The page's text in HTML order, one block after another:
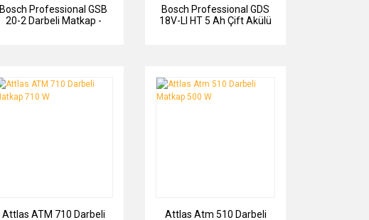
Bosch Professional GSB
20-2 Darbeli Matkap -
Bosch Professional GDS
18V-LI HT 5 Ah Çift Akülü
Attlas ATM 710 Darbeli Attlas Atm 510 Darbeli